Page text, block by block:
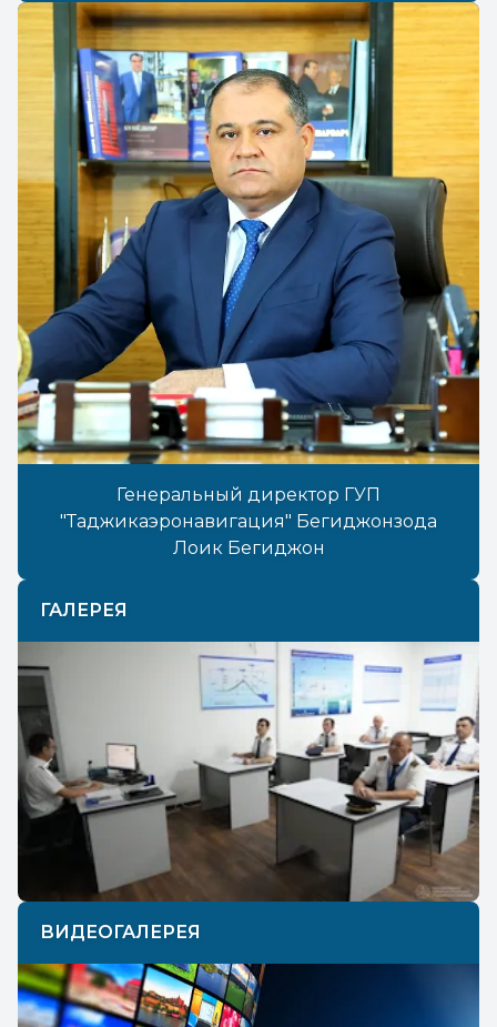
Генеральный директор ГУП
"Таджикаэронавигация" Бегиджонзода
Лоик Бегиджон
ГАЛЕРЕЯ
Previous Next
ВИДЕОГАЛЕРЕЯ